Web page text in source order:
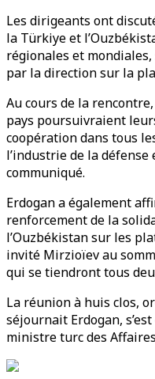
Les dirigeants ont
la Türkiye et
régionales et
par la direction sur la
Au cours de la
pays poursuivraient
coopération dans tous
l’industrie de la
communiqué.
Erdogan a également
renforcement de la
l’Ouzbékistan sur les
invité Mirzioïev au
qui se tiendront tous
La réunion à huis clos,
séjournait Erdogan,
ministre turc des